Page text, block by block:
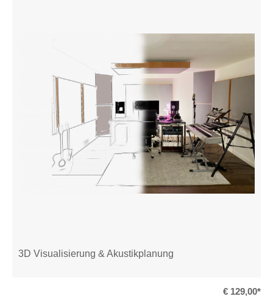
3D Visualisierung & Akustikplanung
€ 129,00*